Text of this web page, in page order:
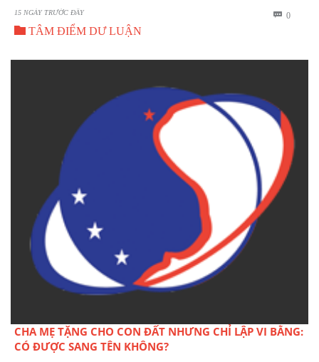
15 NGÀY TRƯỚC ĐÂY  0BÌNH
 TÂM ĐIỂM DƯ LUẬN
CHA MẸ TẶNG CHO CON ĐẤT NHƯNG CHỈ LẬP VI BẰNG:
CÓ ĐƯỢC SANG TÊN KHÔNG?